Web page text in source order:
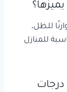
للظل،
للمنازل